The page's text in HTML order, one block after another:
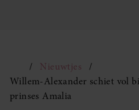
Nieuwtjes
Willem-Alexander schiet vol
prinses Amalia